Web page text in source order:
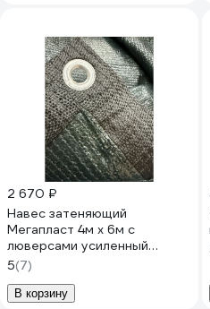
2 670 ₽
Навес затеняющий
Мегапласт 4м х 6м с
люверсами усиленный
(процент затенения 95%)
1736
5(7)
В корзину